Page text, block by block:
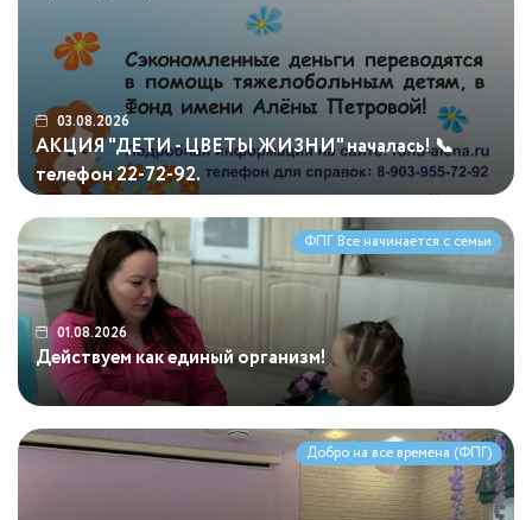
03.08.2026
АКЦИЯ "ДЕТИ - ЦВЕТЫ ЖИЗНИ" началась! 📞
телефон 22-72-92.
ФПГ Все начинается с семьи
01.08.2026
Действуем как единый организм!
Добро на все времена (ФПГ)